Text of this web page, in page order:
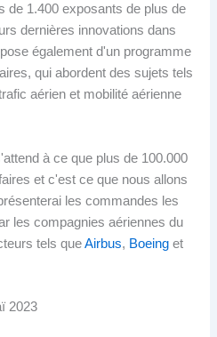
de 1.400 exposants de plus de
dernières innovations dans
également d'un programme
qui abordent des sujets tels
aérien et mobilité aérienne
à ce que plus de 100.000
et c'est ce que nous allons
les commandes les
les compagnies aériennes du
tels queAirbus, Boeing et
2023